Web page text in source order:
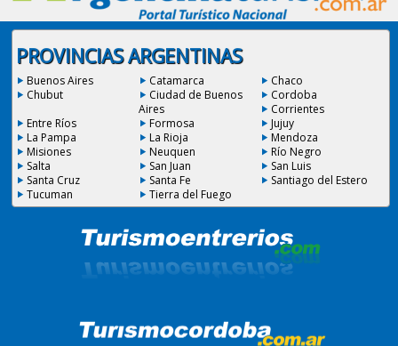
PROVINCIAS ARGENTINAS
Buenos Aires Catamarca
Chaco
Chubut
Ciudad de Buenos
Aires
Cordoba
Corrientes
Entre Ríos
Formosa
Jujuy
La Pampa
La Rioja
Mendoza
Misiones
Neuquen
Río Negro
Salta
San Juan
San Luis
Santa Cruz
Santa Fe
Santiago del Estero
Tucuman
Tierra del Fuego